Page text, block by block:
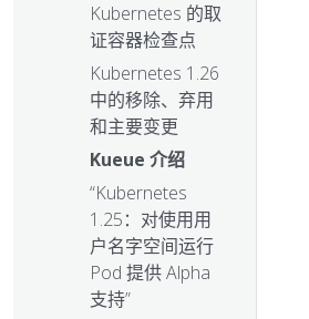
Kubernetes 的取
证容器检查点
Kubernetes 1.26
中的移除、弃用
和主要变更
Kueue 介绍
“Kubernetes
1.25：对使用用
户名字空间运行
Pod 提供 Alpha
支持”